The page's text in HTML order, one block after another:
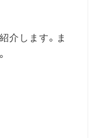
介します。ま